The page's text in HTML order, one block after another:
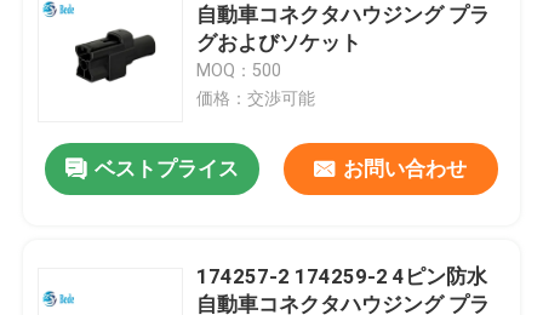
自動車コネクタハウジング プラ
グおよびソケット
MOQ：500
価格：交渉可能
ベストプライス お問い合わせ
174257-2 174259-2 4ピン防水
自動車コネクタハウジング プラ